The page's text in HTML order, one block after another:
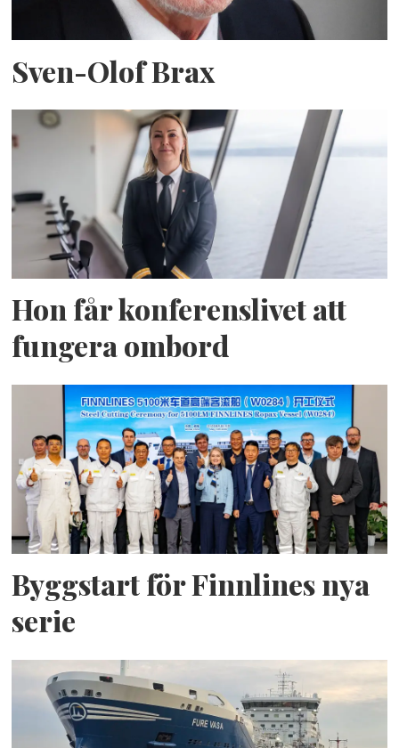
Sven-Olof Brax
Hon får konferenslivet att
fungera ombord
Byggstart för Finnlines nya
serie